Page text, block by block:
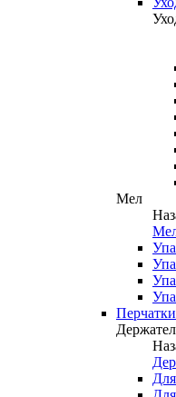
Мел
Перчатки